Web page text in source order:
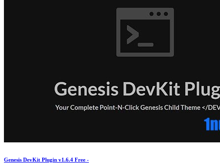
Genesis DevKit Plugin v1.6.4 Free -